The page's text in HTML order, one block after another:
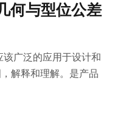
何与型位公差
广泛的应用于设计和
解释和理解。是产品